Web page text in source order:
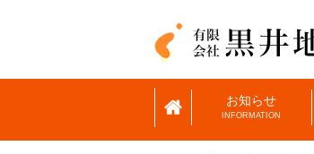
お知らせ
INFORMATION